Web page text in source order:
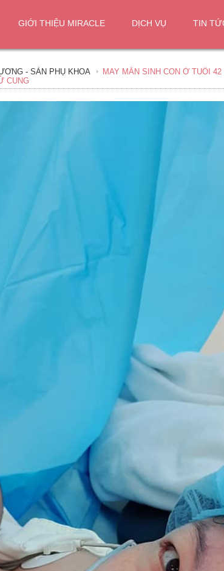
GIỚI THIỆU MIRACLE DỊCH VỤ TIN
- SẢN PHỤ KHOA
MAY MẮN SINH CON Ở TUỔI 42
CUNG